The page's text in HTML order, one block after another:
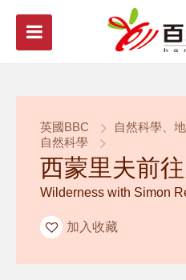
英國BBC
自然科學、
自然科學
西蒙里夫前
Wilderness with Simon
加入收藏